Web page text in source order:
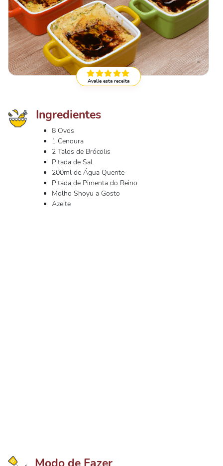
Avalie esta receita
Ingredientes
8 Ovos
1 Cenoura
2 Talos de Brócolis
Pitada de Sal
200ml de Água Quente
Pitada de Pimenta do Reino
Molho Shoyu a Gosto
Azeite